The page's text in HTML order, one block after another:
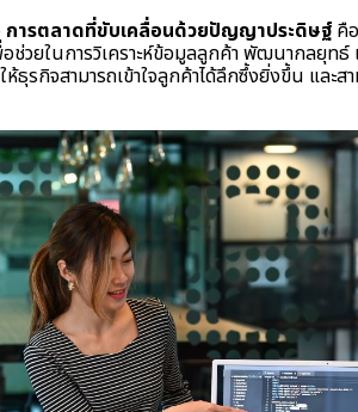
การตลาดที่ขับเคลื่อนด้วยปัญญาประดิษฐ์ คื
ช่วยในการวิเคราะห์ข้อมูลลูกค้า พัฒนากลยุทธ์
ธุรกิจสามารถเข้าใจลูกค้าได้ลึกซึ้งยิ่งขึ้น และ